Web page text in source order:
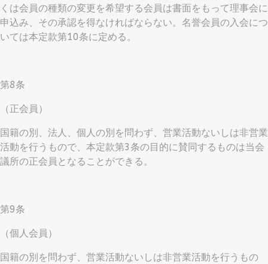
くは会員の種類の変更を希望する会員は書面をもって理事会に
申込み、その承認を得なければならない。名誉会員の入会につ
いては本定款第10条に定める。
第8条
（正会員）
国籍の別、法人、個人の別を問わず、営業活動ないしは非営業
活動を行うもので、本定款第3条の目的に賛同するものは当会
議所の正会員となることができる。
第9条
（個人会員）
国籍の別を問わず、営業活動ないしは非営業活動を行うもの